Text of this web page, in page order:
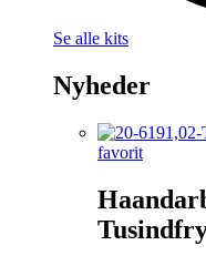
Se alle kits
Nyheder
favorit